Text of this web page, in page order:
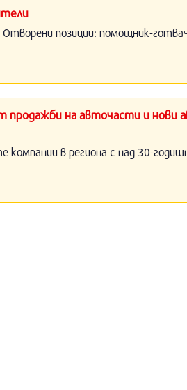
позиции: помощник-
на авточасти и нови
в региона с над 30-